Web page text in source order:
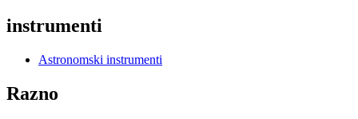
instrumenti
Astronomski instrumenti
Razno